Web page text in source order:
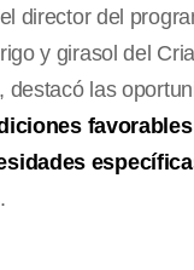
director del
y girasol del
, destacó las